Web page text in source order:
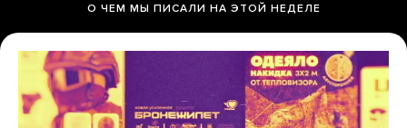
О ЧЕМ МЫ ПИСАЛИ НА ЭТОЙ НЕДЕЛЕ